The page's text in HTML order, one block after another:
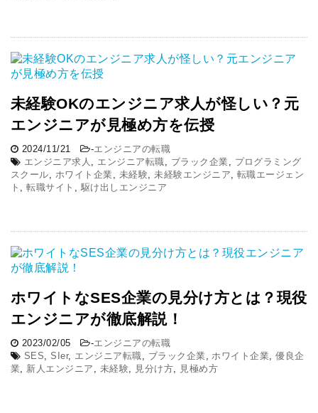
未経験OKのエンジニア求人が怪しい？元
エンジニアが見極め方を伝授
2024/11/21 -エンジニアの転職
エンジニア求人 , エンジニア転職, ブラック企業 , プログラミング
スクール, ホワイト企業 , 未経験,未経験エンジニア, 転職エージェン
ト ,転職サイト , 駆け出しエンジニア
ホワイトなSES企業の見分け方とは？現役
エンジニアが徹底解説！
2023/02/05 -エンジニアの転職
SES,SIer, エンジニア転職, ブラック企業 ,ホワイト企業,優良企
業, 新人エンジニア , 未経験, 見分け方, 見極め方